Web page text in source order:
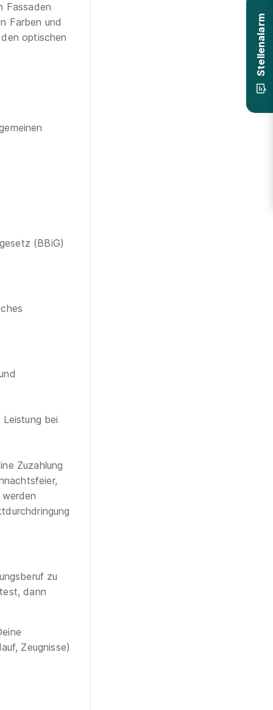
Fassaden
Farben und
optischen
(BBiG)
bei
Zuzahlung
zu
dann
Zeugnisse)
Stellenalarm